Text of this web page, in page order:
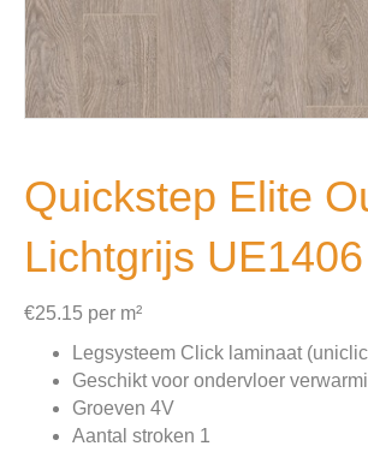
Quickstep Elite
Lichtgrijs UE1406
€25.15 per m²
Legsysteem Click laminaat
Geschikt voor ondervloer
Groeven 4V
Aantal stroken 1